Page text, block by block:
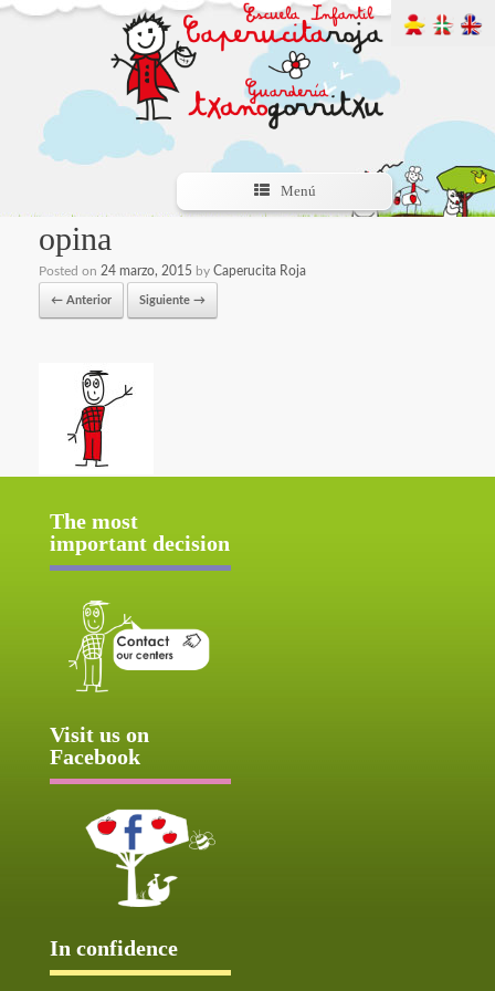
Menú
opina
Posted on 24 marzo, 2015 by Caperucita Roja
← Anterior Siguiente →
The most
important decision
Visit us on
Facebook
In confidence